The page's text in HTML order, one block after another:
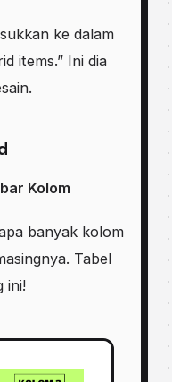
ke dalam
items.” Ini dia
Kolom
banyak kolom
Tabel
ini!